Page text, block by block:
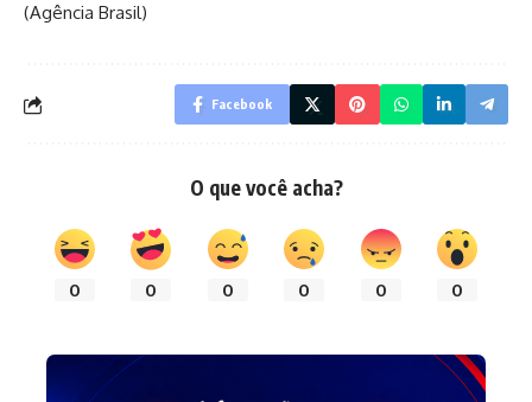
(Agência Brasil)
Facebook
O que você acha?
0 0 0 0 0 0